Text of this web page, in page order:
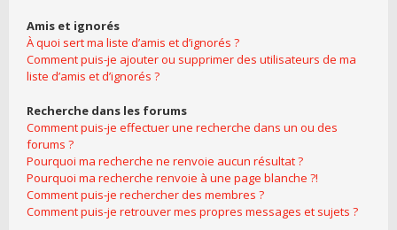
Amis et ignorés
À quoi sert ma liste d’amis et d’ignorés ?
Comment puis-je ajouter ou supprimer des utilisateurs de ma
liste d’amis et d’ignorés ?
Recherche dans les forums
Comment puis-je effectuer une recherche dans un ou des
forums ?
Pourquoi ma recherche ne renvoie aucun résultat ?
Pourquoi ma recherche renvoie à une page blanche ?!
Comment puis-je rechercher des membres ?
Comment puis-je retrouver mes propres messages et sujets ?